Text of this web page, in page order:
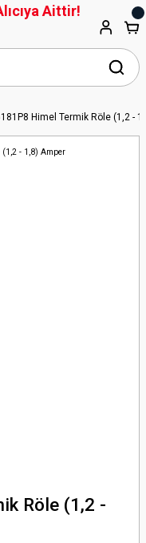
Himel Termik Röle (1,2 -
Röle (1,2 -
Aittir!